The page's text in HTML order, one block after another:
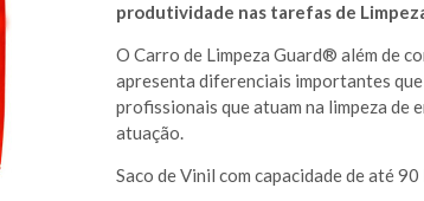
produtividade nas tarefas de
O Carro de Limpeza Guard® além de
apresenta diferenciais importantes
profissionais que atuam na limpeza de
atuação.
Saco de Vinil com capacidade de até